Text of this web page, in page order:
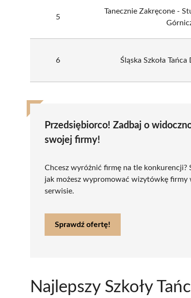
5
Tanecznie Zakręcone -
6 Śląska Szkoła
Przedsiębiorco! Zadbaj o
swojej firmy!
Chcesz wyróżnić firmę na tle konkurencji?
jak możesz wypromować wizytówkę firmy
serwisie.
Sprawdź ofertę!
Najlepszy Szkoły